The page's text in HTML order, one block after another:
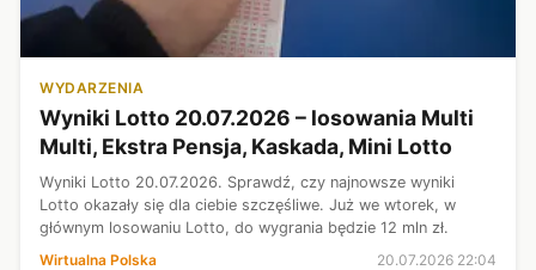
WYDARZENIA
Wyniki Lotto 20.07.2026 – losowania Multi
Multi, Ekstra Pensja, Kaskada, Mini Lotto
Wyniki Lotto 20.07.2026. Sprawdź, czy najnowsze wyniki
Lotto okazały się dla ciebie szczęśliwe. Już we wtorek, w
głównym losowaniu Lotto, do wygrania będzie 12 mln zł.
Wirtualna Polska
20.07.2026 22:04